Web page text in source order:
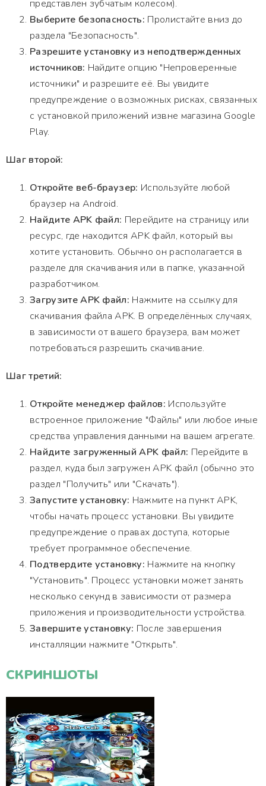
представлен зубчатым колесом).
Выберите безопасность: Пролистайте вниз до
раздела "Безопасность".
Разрешите установку из неподтвержденных
источников: Найдите опцию "Непроверенные
источники" и разрешите её. Вы увидите
предупреждение о возможных рисках, связанных
с установкой приложений извне магазина Google
Play.
Шаг второй:
Откройте веб-браузер: Используйте любой
браузер на Android.
Найдите APK файл: Перейдите на страницу или
ресурс, где находится APK файл, который вы
хотите установить. Обычно он располагается в
разделе для скачивания или в папке, указанной
разработчиком.
Загрузите APK файл: Нажмите на ссылку для
скачивания файла APK. В определённых случаях,
в зависимости от вашего браузера, вам может
потребоваться разрешить скачивание.
Шаг третий:
Откройте менеджер файлов: Используйте
встроенное приложение "Файлы" или любое иные
средства управления данными на вашем агрегате.
Найдите загруженный APK файл: Перейдите в
раздел, куда был загружен APK файл (обычно это
раздел "Получить" или "Скачать").
Запустите установку: Нажмите на пункт APK,
чтобы начать процесс установки. Вы увидите
предупреждение о правах доступа, которые
требует программное обеспечение.
Подтвердите установку: Нажмите на кнопку
"Установить". Процесс установки может занять
несколько секунд в зависимости от размера
приложения и производительности устройства.
Завершите установку: После завершения
инсталляции нажмите "Открыть".
СКРИНШОТЫ